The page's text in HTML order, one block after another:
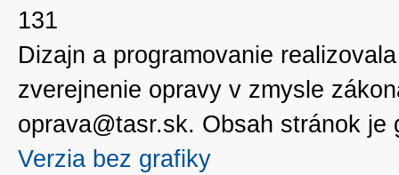
131
Dizajn a programovanie
zverejnenie opravy v zmysle
oprava@tasr.sk. Obsah stránok
Verzia bez grafiky